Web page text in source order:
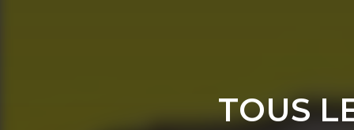
TOUS